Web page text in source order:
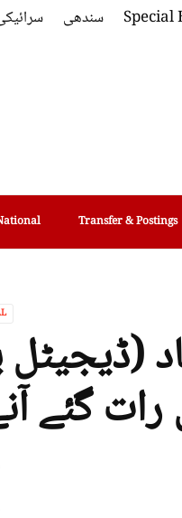
Transfer & Postings
سندھی Special
گئے